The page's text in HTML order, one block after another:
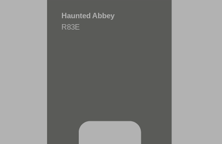
Haunted Abbey
R83E